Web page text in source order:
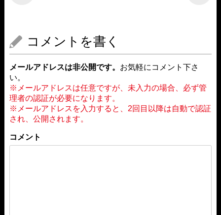
コメントを書く
メールアドレスは非公開です。 お気軽にコメント下さ
い。
※メールアドレスは任意ですが、未入力の場合、必ず管
理者の認証が必要になります。
※メールアドレスを入力すると、2回目以降は自動で認証
され、公開されます。
コメント